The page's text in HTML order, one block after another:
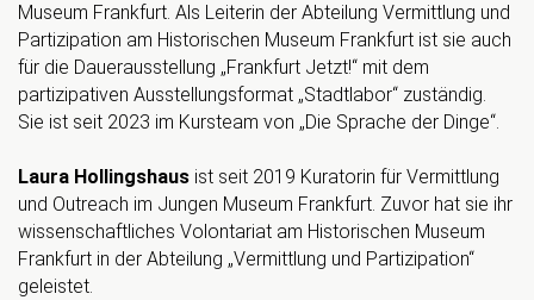
Museum Frankfurt. Als Leiterin der Abteilung Vermittlung und
Partizipation am Historischen Museum Frankfurt ist sie auch
für die Dauerausstellung „Frankfurt Jetzt!“ mit dem
partizipativen Ausstellungsformat „Stadtlabor“ zuständig.
Sie ist seit 2023 im Kursteam von „Die Sprache der Dinge“.
Laura Hollingshaus ist seit 2019 Kuratorin für Vermittlung
und Outreach im Jungen Museum Frankfurt. Zuvor hat sie ihr
wissenschaftliches Volontariat am Historischen Museum
Frankfurt in der Abteilung „Vermittlung und Partizipation“
geleistet.